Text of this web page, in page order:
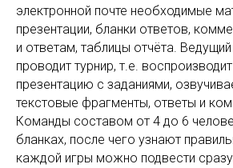
электронной почте необходимые
презентации, бланки ответов,
и ответам, таблицы отчёта.
проводит турнир, т.е.
презентацию с заданиями,
текстовые фрагменты, ответы и
Команды составом от 4 до 6
бланках, после чего узнают
каждой игры можно подвести